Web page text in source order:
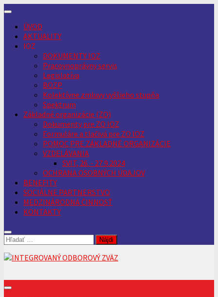
Skip
contentÚVOD
AKTUALITY
IOZ
DOKUMENTY IOZ
Pracovnoprávny servis
Legislatíva
BOZP
Kolektívne zmluvy vyššieho stupňa
Spektrum
Základné organizácie (ZO)
Dokumenty pre ZO IOZ
Formuláre a tlačivá pre ZO IOZ
POMOC PRE ZÁKLADNÉ ORGANIZÁCIE
VZDELÁVANIA
SVIT, 26. - 27.9.2024
OCHRANA OSOBNÝCH ÚDAJOV
BENEFITY
SOCIÁLNE PARTNERSTVO
MEDZINÁRODNÁ ČINNOSŤ
KONTAKTY
Hľadať: